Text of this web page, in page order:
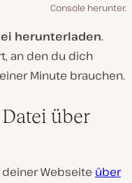
Console herunter.
herunterladen.
an den du dich
Minute brauchen.
über
Webseite über